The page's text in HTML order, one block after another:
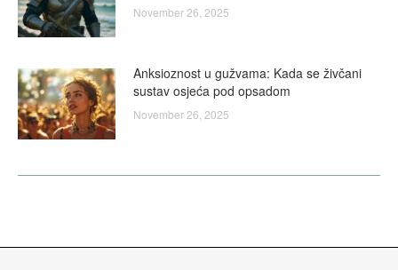
November 26, 2025
Anksioznost u gužvama: Kada se živčani
sustav osjeća pod opsadom
November 26, 2025